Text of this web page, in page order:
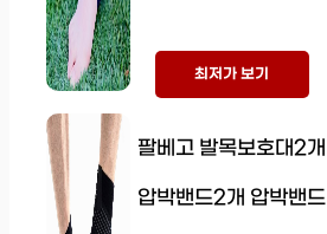
최저가 보기
팔베고 발목보호대2개
압박밴드2개 압박밴드